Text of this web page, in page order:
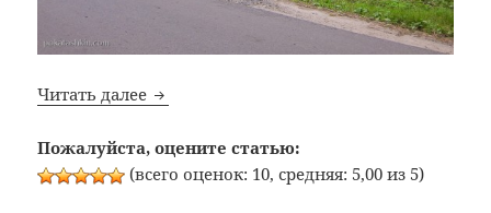
Читать далее Bon Appetit: №253: Загородная Корчма
Пожалуйста, оцените статью:
(всего оценок: 10, средняя: 5,00 из 5)